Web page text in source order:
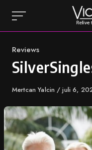
content
Category
Reviews
Author
Mertcan Yalcin
Published
juli 6,